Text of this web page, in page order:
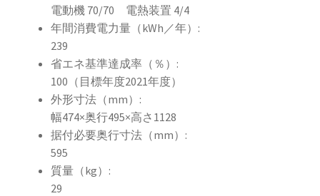
電動機 70/70 電熱装置 4/4
年間消費電力量（kWh／年）:
239
省エネ基準達成率（％）:
100（目標年度2021年度）
外形寸法（mm）:
幅474×奥行495×高さ1128
据付必要奥行寸法（mm）:
595
質量（kg）:
29